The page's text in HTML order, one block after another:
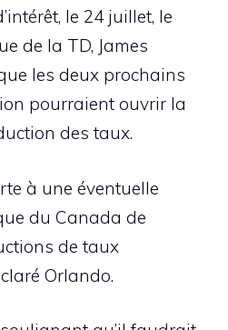
le 24 juillet, le
de la TD, James
les deux prochains
pourraient ouvrir la
des taux.
à une éventuelle
du Canada de
de taux
Orlando.